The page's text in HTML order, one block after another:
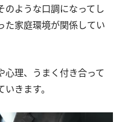
のような口調になってし
家庭環境が関係してい
心理、うまく付き合って
きます。